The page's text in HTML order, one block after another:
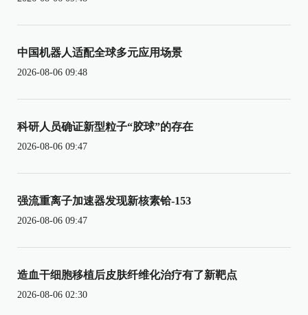
中国机器人适配全球多元应用场景
2026-08-06 09:48
科研人员确证新型粒子“胶球”的存在
2026-08-06 09:47
强流重离子加速器发现新核素铪-153
2026-08-06 09:47
造血干细胞移植后皮肤纤维化治疗有了新靶点
2026-08-06 02:30